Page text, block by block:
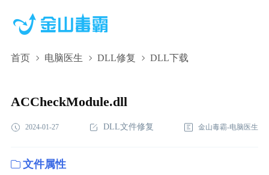
首页 电脑医生 DLL修复 DLL下载
ACCheckModule.dll,ACCheckModule.dll下载,ACCheckModule.dll
ACCheckModule.dll
2024-01-27 DLL文件修复 金山毒霸-电脑医生
文件属性